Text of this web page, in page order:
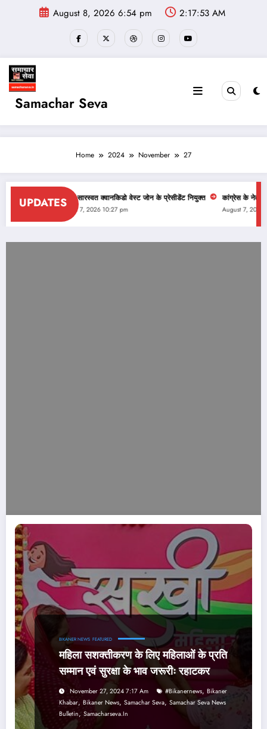
August 8, 2026 6:54 pm 2:17:54 AM
Samachar Seva
Home 2024 November 27
UPDATESदेवेन्द्र सारस्वत क्वानकिडो वेस्ट जोन के प्रेसीडेंट नियुक्त
August 7, 2026 10:27 pm
कांग्रेस के नेताओं ने
August 7, 2026 10:04
BIKANER NEWS FEATURED
महिला सशक्तीकरण के लिए महिलाओं के प्रति
सम्मान एवं सुरक्षा के भाव जरूरीः रहाटकर
November 27, 2024 7:17 Am #bikanernews, Bikaner
Khabar, Bikaner News, Samachar Seva, Samachar Seva News
Bulletin, Samacharseva.in